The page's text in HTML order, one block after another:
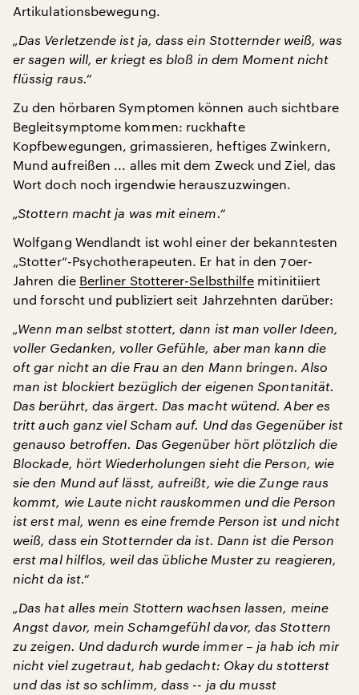
Artikulationsbewegung.
„Das Verletzende ist ja, dass ein Stotternder weiß, was
er sagen will, er kriegt es bloß in dem Moment nicht
flüssig raus.“
Zu den hörbaren Symptomen können auch sichtbare
Begleitsymptome kommen: ruckhafte
Kopfbewegungen, grimassieren, heftiges Zwinkern,
Mund aufreißen ... alles mit dem Zweck und Ziel, das
Wort doch noch irgendwie herauszuzwingen.
„Stottern macht ja was mit einem.“
Wolfgang Wendlandt ist wohl einer der bekanntesten
„Stotter“-Psychotherapeuten. Er hat in den 70er-
Jahren die Berliner Stotterer-Selbsthilfe mitinitiiert
und forscht und publiziert seit Jahrzehnten darüber:
„Wenn man selbst stottert, dann ist man voller Ideen,
voller Gedanken, voller Gefühle, aber man kann die
oft gar nicht an die Frau an den Mann bringen. Also
man ist blockiert bezüglich der eigenen Spontanität.
Das berührt, das ärgert. Das macht wütend. Aber es
tritt auch ganz viel Scham auf. Und das Gegenüber ist
genauso betroffen. Das Gegenüber hört plötzlich die
Blockade, hört Wiederholungen sieht die Person, wie
sie den Mund auf lässt, aufreißt, wie die Zunge raus
kommt, wie Laute nicht rauskommen und die Person
ist erst mal, wenn es eine fremde Person ist und nicht
weiß, dass ein Stotternder da ist. Dann ist die Person
erst mal hilflos, weil das übliche Muster zu reagieren,
nicht da ist.“
„Das hat alles mein Stottern wachsen lassen, meine
Angst davor, mein Schamgefühl davor, das Stottern
zu zeigen. Und dadurch wurde immer – ja hab ich mir
nicht viel zugetraut, hab gedacht: Okay du stotterst
und das ist so schlimm, dass -- ja du musst